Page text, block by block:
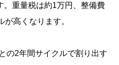
。重量税は約1万円、整備費
高くなります。
の2年間サイクルで割り出す